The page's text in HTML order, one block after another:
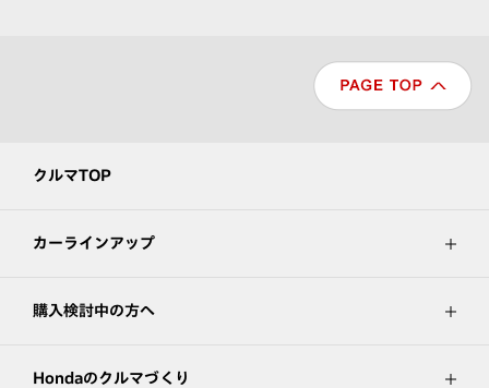
クルマTOP
カーラインアップ
購入検討中の方へ
Hondaのクルマづくり